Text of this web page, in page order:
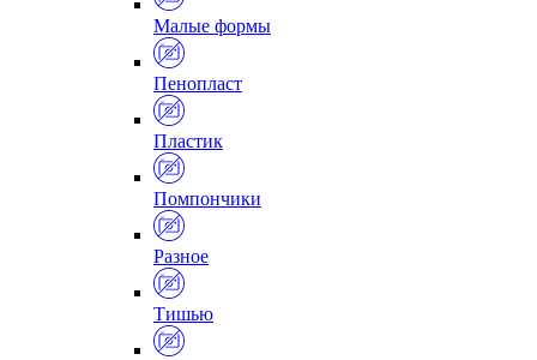
Малые формы
Пенопласт
Пластик
Помпончики
Разное
Тишью